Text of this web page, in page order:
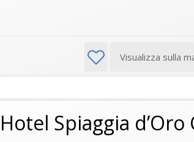
Visualizza sulla
Hotel Spiaggia